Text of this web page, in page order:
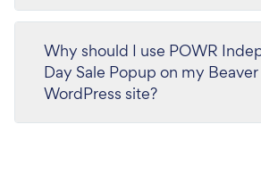
Why should I use POWR
Day Sale Popup on my
WordPress site?